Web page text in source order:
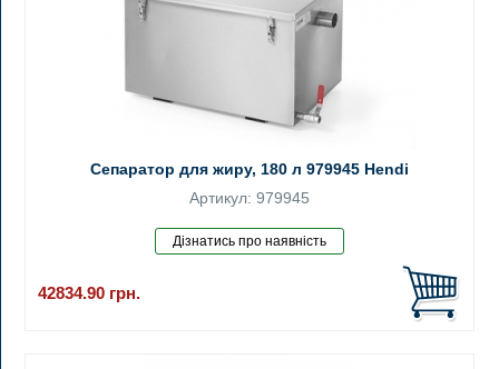
Сепаратор для жиру, 180 л 979945 Hendi
Артикул: 979945
42834.90 грн.